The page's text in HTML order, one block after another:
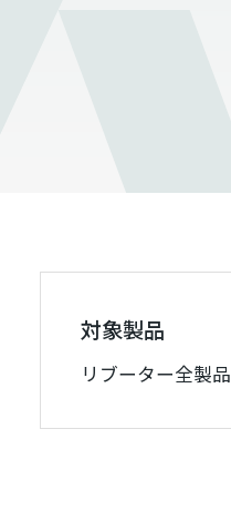
対象製品
リブーター全製品